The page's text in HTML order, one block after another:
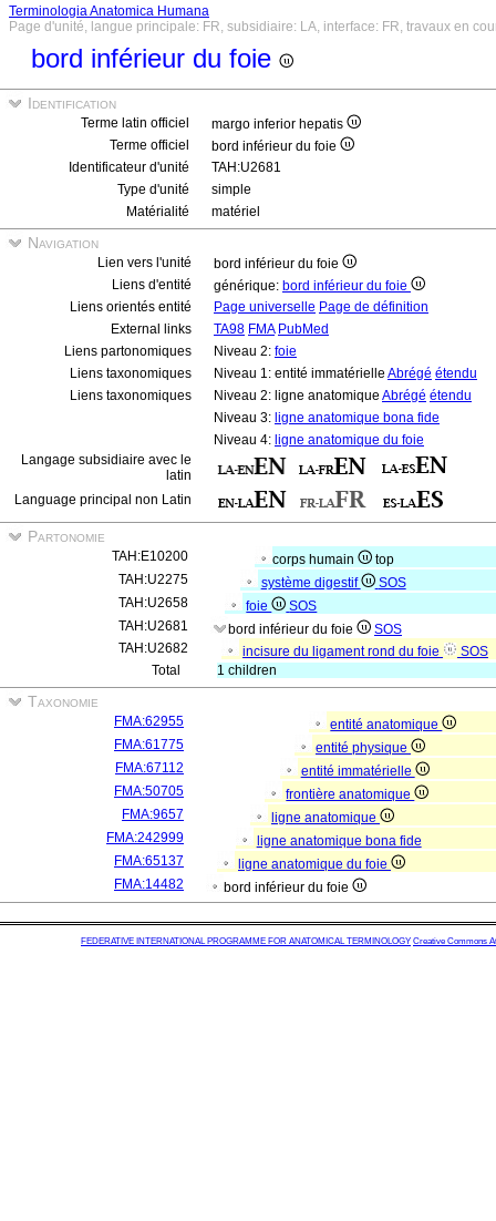
Terminologia Anatomica Humana
Page d'unité, langue principale: FR, subsidiaire: LA, interface: FR, travaux en
bord inférieur du foie
Identification
Terme latin officiel
margo inferior hepatis
Terme officiel
bord inférieur du foie
Identificateur d'unité
TAH:U2681
Type d'unité
simple
Matérialité
matériel
Navigation
Lien vers l'unité
bord inférieur du foie
Liens d'entité
générique: bord inférieur du foie
Liens orientés entité
Page universelle Page de définition
External links
TA98 FMA PubMed
Liens partonomiques
Niveau 2: foie
Liens taxonomiques
Niveau 1: entité immatérielle Abrégé étendu
Liens taxonomiques
Niveau 2: ligne anatomique Abrégé étendu
Niveau 3: ligne anatomique bona fide
Niveau 4: ligne anatomique du foie
Langage subsidiaire avec le
latin
Language principal non Latin
Partonomie
TAH:E10200 corps humain
top
TAH:U2275
système digestif
SOS
TAH:U2658
foie
SOS
TAH:U2681
bord inférieur du foie
SOS
TAH:U2682
incisure du ligament rond du foie
SOS
Total
1 children
Taxonomie
FMA:62955
entité anatomique
FMA:61775
entité physique
FMA:67112
entité immatérielle
FMA:50705
frontière anatomique
FMA:9657
ligne anatomique
FMA:242999
ligne anatomique bona fide
FMA:65137
ligne anatomique du foie
FMA:14482
bord inférieur du foie
FEDERATIVE INTERNATIONAL PROGRAMME FOR ANATOMICAL TERMINOLOGY Creative Commons